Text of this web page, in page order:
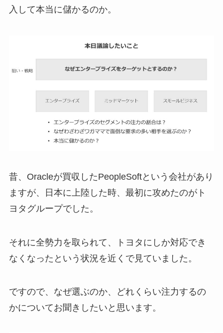
入して本当に儲かるのか。
昔、Oracleが買収したPeopleSoftという会社があり
ますが、日本に上陸した時、最初に攻めたのがト
ヨタグループでした。
それに全勢力を取られて、トヨタにしか対応でき
なくなったという状況を近くで見ていました。
ですので、なぜ選ぶのか、どれくらい注力するの
かについてお聞きしたいと思います。